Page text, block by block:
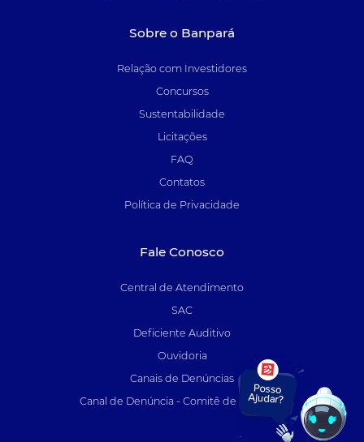
Sobre o Banpará
Relação com Investidores
Concursos
Sustentabilidade
Licitações
FAQ
Contatos
Política de Privacidade
Fale Conosco
Central de Atendimento
SAC
Deficiente Auditivo
Ouvidoria
Canais de Denúncias
Canal de Denúncia - Comitê de Auditoria